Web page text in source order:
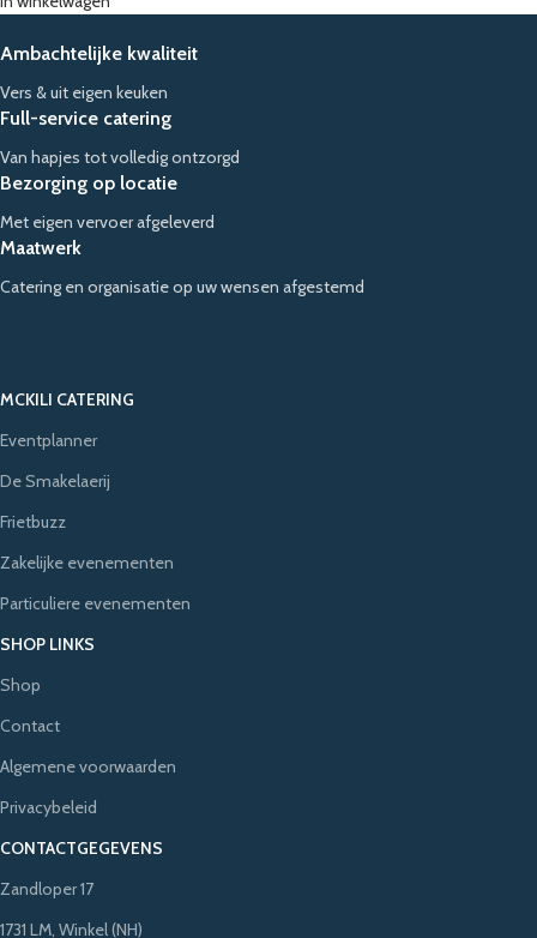
Ambachtelijke kwaliteit
Vers & uit eigen keuken
Full-service catering
Van hapjes tot volledig ontzorgd
Bezorging op locatie
Met eigen vervoer afgeleverd
Maatwerk
Catering en organisatie op uw wensen afgestemd
MCKILI CATERING
Eventplanner
De Smakelaerij
Frietbuzz
Zakelijke evenementen
Particuliere evenementen
SHOP LINKS
Shop
Contact
Algemene voorwaarden
Privacybeleid
CONTACTGEGEVENS
Zandloper 17
1731 LM, Winkel (NH)